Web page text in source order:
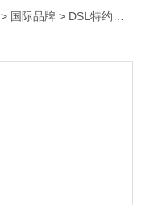
> 国际品牌 > DSL特约总代理